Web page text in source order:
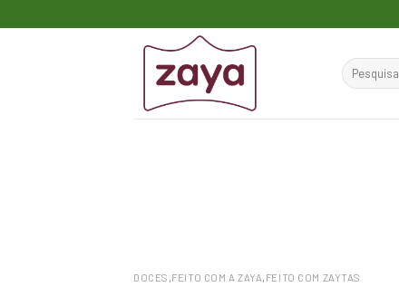
to
Pesquisar
por:
DOCES ,FEITO COM A ZAYA, FEITO COM ZAYTAS